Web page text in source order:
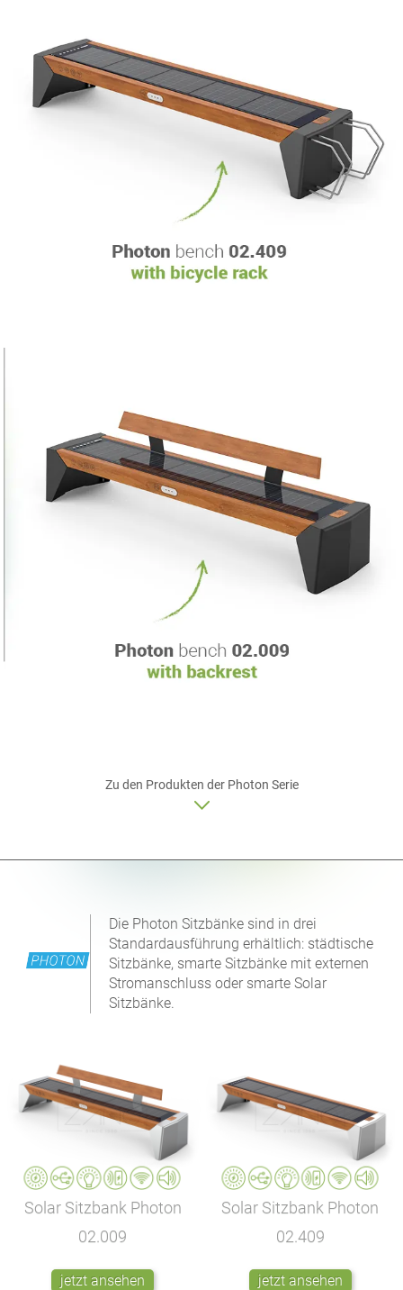
Zu den Produkten derPhoton Serie
Die Photon Sitzbänke sind in drei
Standardausführung erhältlich: städtische
Sitzbänke, smarte Sitzbänke mit externen
Stromanschluss oder smarte Solar
Sitzbänke.
Solar Sitzbank Photon
02.009
jetzt ansehen
Solar Sitzbank Photon
02.409
jetzt ansehen